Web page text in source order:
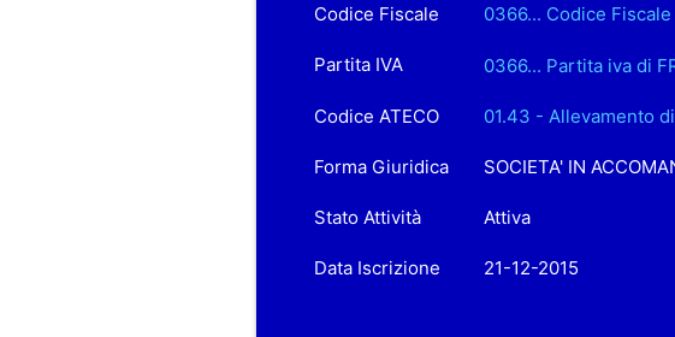
Codice Fiscale 0366... Codice Fiscale
Partita IVA 0366... Partita iva di
Codice ATECO 01.43 - Allevamento
Forma Giuridica SOCIETA' IN
Stato Attività Attiva
Data Iscrizione 21-12-2015